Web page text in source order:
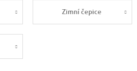
Zimní čepice